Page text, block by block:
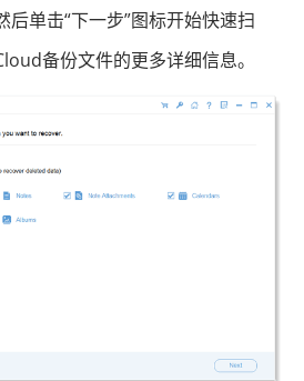
后单击“下一步”图标开始快速扫
备份文件的更多详细信息。